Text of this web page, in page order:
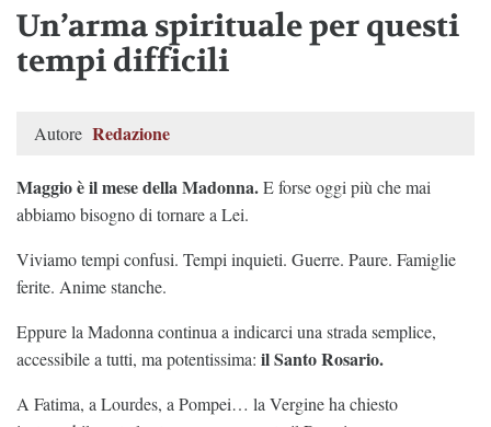
Un’arma spirituale per questi
tempi difficili
Autore Redazione
Maggio è il mese della Madonna.E forse oggi più che mai
abbiamo bisogno di tornare a Lei.
Viviamo tempi confusi. Tempi inquieti. Guerre. Paure. Famiglie
ferite. Anime stanche.
Eppure la Madonna continua a indicarci una strada semplice,
accessibile a tutti, ma potentissima: il Santo Rosario.
A Fatima, a Lourdes, a Pompei… la Vergine ha chiesto